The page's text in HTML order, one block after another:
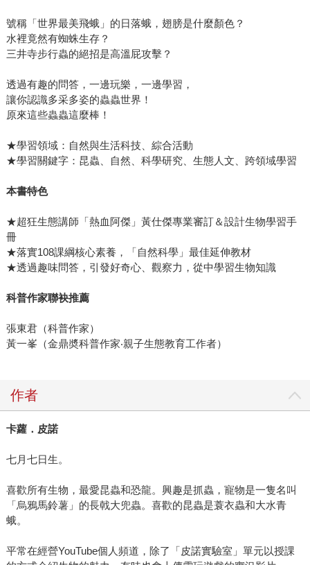
號稱「世界最美飛蛾」的日落蛾，翅膀是什麼顏色？
水裡竟然有蜘蛛生存？
三井寺步行蟲的絕招是高溫屁攻擊？
透過有趣的問答，一邊玩樂，一邊學習，
讓你認識多采多姿的蟲蟲世界！
原來這些蟲蟲這麼棒！
★學習領域：自然與生活科技、綜合活動
★學習關鍵字：昆蟲、自然、科學研究、生態人文、跨領域學習
本書特色
★超狂生態講師「熱血阿傑」黃仕傑專業審訂＆設計生物學習手
冊
★落實108課綱核心素養，「自然科學」最佳延伸教材
★透過趣味問答，引發好奇心、觀察力，從中學習生物知識
科普作家聯袂推薦
張東君（科普作家）
黃一峯（金鼎奬科普作家‧親子生態教育工作者）
作者
卡蘿．皮諾
七月七日生。
喜歡所有生物，最愛昆蟲和恐龍。興趣是抓蟲，寵物是一隻名叫
「烏鴉馬鈴薯」的長戟大兜蟲。喜歡的昆蟲是蓑衣蟲和大水青
蛾。
平常在經營YouTube個人頻道，除了「皮諾實驗室」單元以授課